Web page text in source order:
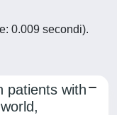
0.009 secondi).
patients with